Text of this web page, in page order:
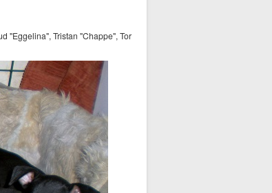
"Eggelina", Tristan "Chappe", Tor